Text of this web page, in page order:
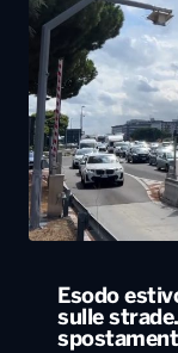
Esodo
sulle